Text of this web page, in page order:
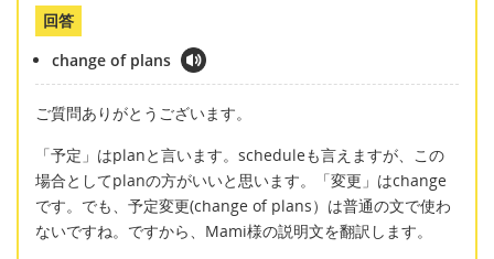
回答
change of plans
ご質問ありがとうございます。
「予定」はplanと言います。scheduleも言えますが、この
場合としてplanの方がいいと思います。「変更」はchange
です。でも、予定変更(change of plans）は普通の文で使わ
ないですね。ですから、Mami様の説明文を翻訳します。